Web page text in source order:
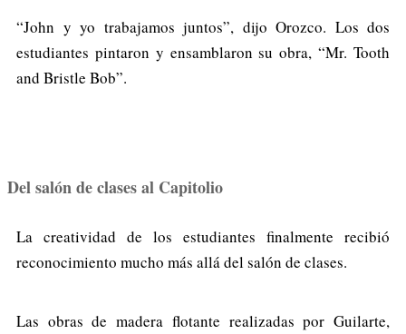
“John y yo trabajamos juntos”, dijo Orozco. Los dos
estudiantes pintaron y ensamblaron su obra, “Mr. Tooth
and Bristle Bob”.
Del salón de clases al Capitolio
La creatividad de los estudiantes finalmente recibió
reconocimiento mucho más allá del salón de clases.
Las obras de madera flotante realizadas por Guilarte,